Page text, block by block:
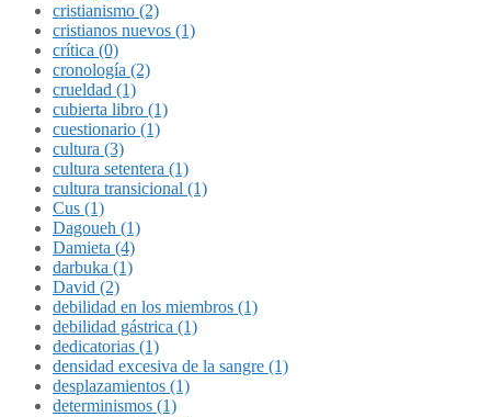
cristianismo (2)
cristianos nuevos (1)
crítica (0)
cronología (2)
crueldad (1)
cubierta libro (1)
cuestionario (1)
cultura (3)
cultura setentera (1)
cultura transicional (1)
Cus (1)
Dagoueh (1)
Damieta (4)
darbuka (1)
David (2)
debilidad en los miembros (1)
debilidad gástrica (1)
dedicatorias (1)
densidad excesiva de la sangre (1)
desplazamientos (1)
determinismos (1)